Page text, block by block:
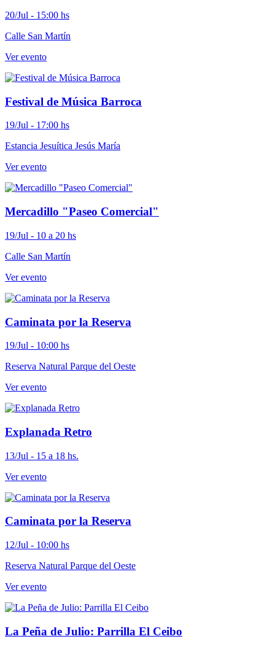
20/Jul - 15:00 hs
Calle San Martín
Ver evento
Festival de Música Barroca
19/Jul - 17:00 hs
Estancia Jesuítica Jesús María
Ver evento
Mercadillo "Paseo Comercial"
19/Jul - 10 a 20 hs
Calle San Martín
Ver evento
Caminata por la Reserva
19/Jul - 10:00 hs
Reserva Natural Parque del Oeste
Ver evento
Explanada Retro
13/Jul - 15 a 18 hs.
Ver evento
Caminata por la Reserva
12/Jul - 10:00 hs
Reserva Natural Parque del Oeste
Ver evento
La Peña de Julio: Parrilla El Ceibo